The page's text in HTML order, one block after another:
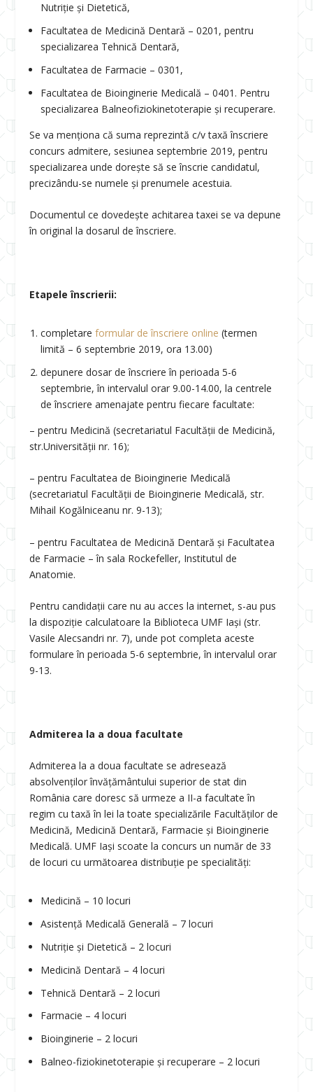
Nutriție și Dietetică,
Facultatea de Medicină Dentară – 0201, pentru
specializarea Tehnică Dentară,
Facultatea de Farmacie – 0301,
Facultatea de Bioinginerie Medicală – 0401. Pentru
specializarea Balneofiziokinetoterapie și recuperare.
Se va menționa că suma reprezintă c/v taxă înscriere
concurs admitere, sesiunea septembrie 2019, pentru
specializarea unde dorește să se înscrie candidatul,
precizându-se numele și prenumele acestuia.
Documentul ce dovedește achitarea taxei se va depune
în original la dosarul de înscriere.
Etapele înscrierii:
completareformular de înscriere online (termen
limită – 6 septembrie 2019, ora 13.00)
depunere dosar de înscriere în perioada 5-6
septembrie, în intervalul orar 9.00-14.00, la centrele
de înscriere amenajate pentru fiecare facultate:
– pentru Medicină (secretariatul Facultății de Medicină,
str.Universității nr. 16);
– pentru Facultatea de Bioinginerie Medicală
(secretariatul Facultății de Bioinginerie Medicală, str.
Mihail Kogălniceanu nr. 9-13);
– pentru Facultatea de Medicină Dentară și Facultatea
de Farmacie – în sala Rockefeller, Institutul de
Anatomie.
Pentru candidații care nu au acces la internet, s-au pus
la dispoziție calculatoare la Biblioteca UMF Iași (str.
Vasile Alecsandri nr. 7), unde pot completa aceste
formulare în perioada 5-6 septembrie, în intervalul orar
9-13.
Admiterea la a doua facultate
Admiterea la a doua facultate se adresează
absolvenților învățământului superior de stat din
România care doresc să urmeze a II-a facultate în
regim cu taxă în lei la toate specializările Facultăților de
Medicină, Medicină Dentară, Farmacie și Bioinginerie
Medicală. UMF Iași scoate la concurs un număr de 33
de locuri cu următoarea distribuție pe specialități:
Medicină – 10 locuri
Asistență Medicală Generală – 7 locuri
Nutriție și Dietetică – 2 locuri
Medicină Dentară – 4 locuri
Tehnică Dentară – 2 locuri
Farmacie – 4 locuri
Bioinginerie – 2 locuri
Balneo-fiziokinetoterapie și recuperare – 2 locuri